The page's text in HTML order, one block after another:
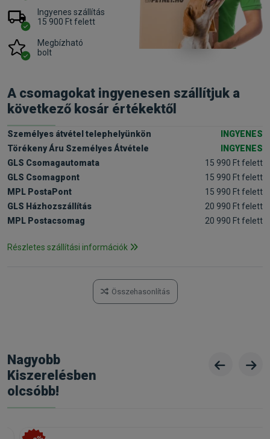
Ingyenes szállítás
15 900 Ft felett
Megbízható
bolt
A csomagokat ingyenesen szállítjuk a
következő kosár értékektől
Személyes átvétel telephelyünkön
INGYENES
Törékeny Áru Személyes Átvétele
INGYENES
GLS Csomagautomata
15 990 Ft felett
GLS Csomagpont
15 990 Ft felett
MPL PostaPont
15 990 Ft felett
GLS Házhozszállítás
20 990 Ft felett
MPL Postacsomag
20 990 Ft felett
Részletes szállítási információk
Összehasonlítás
Nagyobb
Kiszerelésben
olcsóbb!